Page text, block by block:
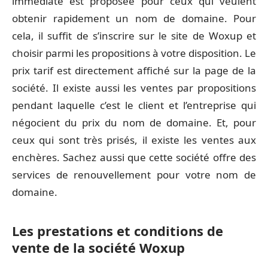
obtenir rapidement un nom de domaine. Pour
cela, il suffit de s’inscrire sur le site de Woxup et
choisir parmi les propositions à votre disposition. Le
prix tarif est directement affiché sur la page de la
société. Il existe aussi les ventes par propositions
pendant laquelle c’est le client et l’entreprise qui
négocient du prix du nom de domaine. Et, pour
ceux qui sont très prisés, il existe les ventes aux
enchères. Sachez aussi que cette société offre des
services de renouvellement pour votre nom de
domaine.
Les prestations et conditions de
vente de la société Woxup